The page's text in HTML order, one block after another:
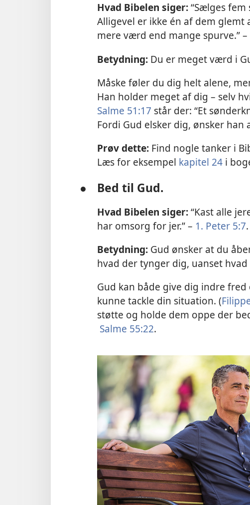
Hvad Bibelen siger:“Sælges fem
Alligevel er ikke én af dem glemt
mere værd end mange spurve.” –
Betydning:Du er meget værd i
Måske føler du dig helt alene,
Han holder meget af dig – selv
Salme 51:17 står der: “Et
Fordi Gud elsker dig, ønsker han
Prøv dette:Find nogle tanker i
Læs for eksempel kapitel 24i
● Bed til Gud.
Hvad Bibelen siger:“Kast alle
har omsorg for jer.” – 1. Peter 5:7.
Betydning:Gud ønsker at du
hvad der tynger dig, uanset hvad
Gud kan både give dig indre
kunne tackle din situation. (
støtte og holde dem oppe der
Salme 55:22.